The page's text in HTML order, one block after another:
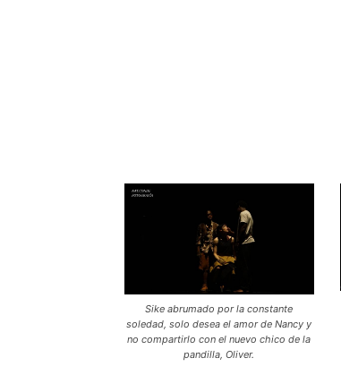
Sike abrumado por la constante
soledad, solo desea el amor de Nancy y
no compartirlo con el nuevo chico de la
pandilla, Oliver.